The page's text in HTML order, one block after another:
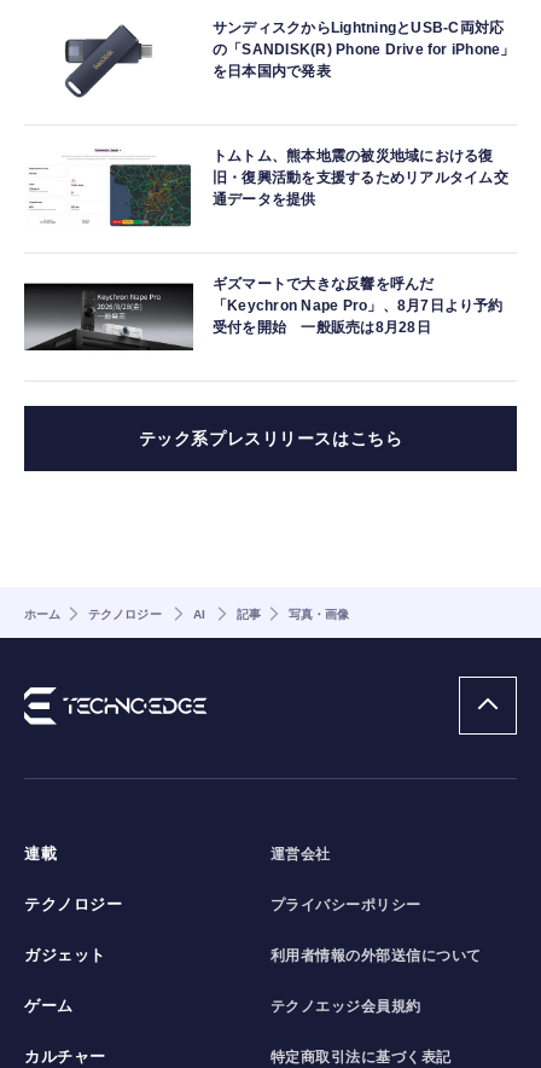
サンディスクからLightningとUSB-C両対応
の「SANDISK(R) Phone Drive for iPhone」
を日本国内で発表
トムトム、熊本地震の被災地域における復
旧・復興活動を支援するためリアルタイム交
通データを提供
ギズマートで大きな反響を呼んだ
「Keychron Nape Pro」、8月7日より予約
受付を開始 一般販売は8月28日
テック系プレスリリースはこちら
ホーム テクノロジー AI 記事 写真・画像
連載
テクノロジー
ガジェット
ゲーム
カルチャー
運営会社
プライバシーポリシー
利用者情報の外部送信について
テクノエッジ会員規約
特定商取引法に基づく表記